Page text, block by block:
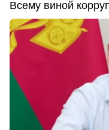
Всему виной